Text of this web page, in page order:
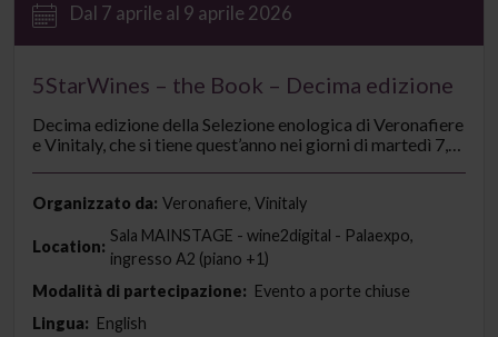
Dal 7 aprile al 9 aprile 2026
5StarWines – the Book – Decima edizione
Decima edizione della Selezione enologica di Veronafiere
e Vinitaly, che si tiene quest’anno nei giorni di martedì 7,
attribuiscono un voto in centesimi ai vini partecipanti.
solo di alcuni tra i più illustri esperti di settore, ma anche
quello di palati internazionali.
Organizzato da: Veronafiere, Vinitaly
Location:
Sala MAINSTAGE - wine2digital - Palaexpo,
ingresso A2 (piano +1)
Modalità di partecipazione: Evento a porte chiuse
Lingua: English